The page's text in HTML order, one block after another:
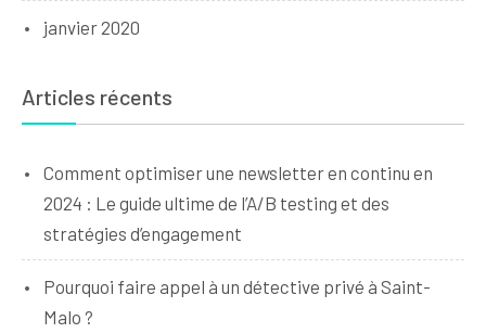
janvier 2020
Articles récents
Comment optimiser une newsletter en continu en
2024 : Le guide ultime de l’A/B testing et des
stratégies d’engagement
Pourquoi faire appel à un détective privé à Saint-
Malo ?